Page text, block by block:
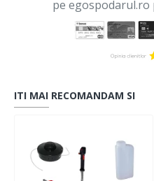
pe egospodarul.ro
ITI MAI RECOMANDAM SI